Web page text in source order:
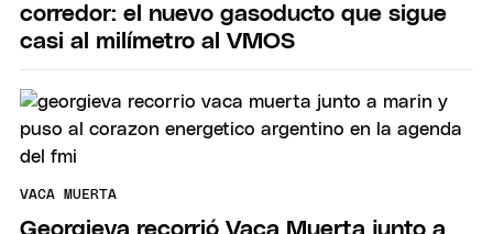
corredor: el nuevo gasoducto que sigue
casi al milímetro al VMOS
VACA MUERTA
Georgieva recorrió Vaca Muerta junto a